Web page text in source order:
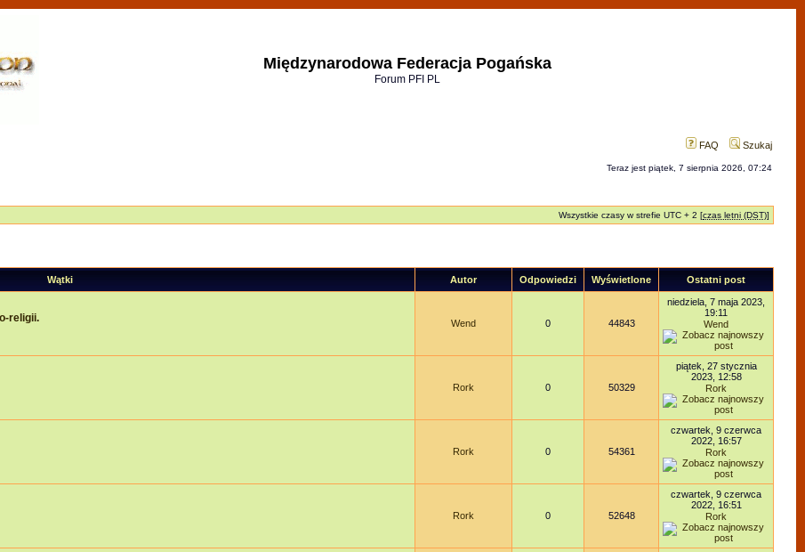
Międzynarodowa Federacja Pogańska
Forum PFI PL
FAQ Szukaj
Teraz jest piątek, 7 sierpnia 2026, 07:24
Wszystkie czasy w strefie UTC + 2 [czas letni (DST)]
Wątki Autor Odpowiedzi Wyświetlone Ostatni post
religii. Wend 0 44843
niedziela, 7 maja 2023,
19:11
Wend
Rork 0 50329
piątek, 27 stycznia
2023, 12:58
Rork
Rork 0 54361
czwartek, 9 czerwca
2022, 16:57
Rork
Rork 0 52648
czwartek, 9 czerwca
2022, 16:51
Rork